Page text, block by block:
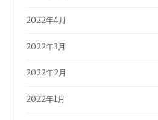
2022年4月
2022年3月
2022年2月
2022年1月